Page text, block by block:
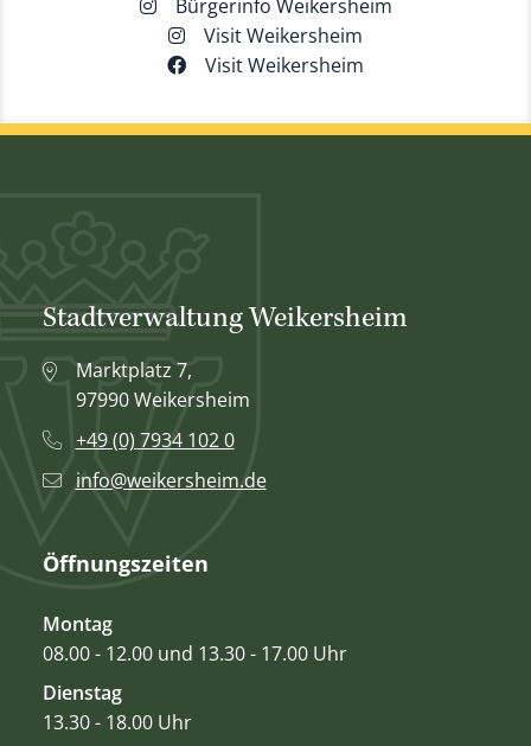
Bürgerinfo Weikersheim
Visit Weikersheim
Visit Weikersheim
Stadtverwaltung Weikersheim
Marktplatz 7,
97990 Weikersheim
+49 (0) 7934 102 0
info@weikersheim.de
Öffnungszeiten
Montag
08.00 - 12.00 und 13.30 - 17.00 Uhr
Dienstag
13.30 - 18.00 Uhr